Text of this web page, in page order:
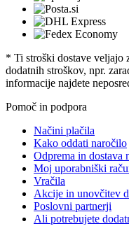
* Ti stroški dostave veljajo
dodatnih stroškov, npr.
informacije najdete
Pomoč in podpora
Načini plačila
Kako oddati naročilo
Odprema in dostava
Moj uporabniški
Vračila
Akcije in unovčitev
Poslovni partnerji
Ali potrebujete